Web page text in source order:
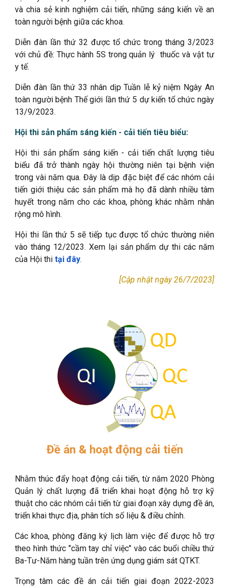
và chia sẻ kinh nghiệm cải tiến, những sáng kiến về an
toàn người bệnh giữa các khoa.
Diễn đàn lần thứ 32 được tổ chức trong tháng 3/2023
với chủ đề: Thực hành 5S trong quản lý thuốc và vật tư
y tế.
Diễn đàn lần thứ 33 nhân dịp Tuần lễ kỷ niệm Ngày An
toàn người bệnh Thế giới lần thứ 5 dự kiến tổ chức ngày
13/9/2023.
Hội thi sản phẩm sáng kiến - cải tiến tiêu biểu:
Hội thi sản phẩm sáng kiến - cải tiến chất lượng tiêu
biểu đã trở thành ngày hội thường niên tại bệnh viện
trong vài năm qua. Đây là dịp đặc biệt để các nhóm cải
tiến giới thiệu các sản phẩm mà họ đã dành nhiều tâm
huyết trong năm cho các khoa, phòng khác nhằm nhân
rộng mô hình.
Hội thi lần thứ 5 sẽ tiếp tục được tổ chức thường niên
vào tháng 12/2023. Xem lại sản phẩm dự thi các năm
của Hội thitại đây.
[Cập nhật ngày 26/7/2023]
Đề án & hoạt động cải tiến
Nhằm thúc đẩy hoạt động cải tiến, từ năm 2020 Phòng
Quản lý chất lượng đã triển khai hoạt động hỗ trợ kỹ
thuật cho các nhóm cải tiến từ giai đoạn xây dựng đề án,
triển khai thực địa, phân tích số liệu & điều chỉnh.
Các khoa, phòng đăng ký lịch làm việc để được hỗ trợ
theo hình thức "cầm tay chỉ việc" vào các buổi chiều thứ
Ba-Tư-Năm hàng tuần trên ứng dụng giám sát QTKT.
Trọng tâm các đề án cải tiến giai đoạn 2022-2023